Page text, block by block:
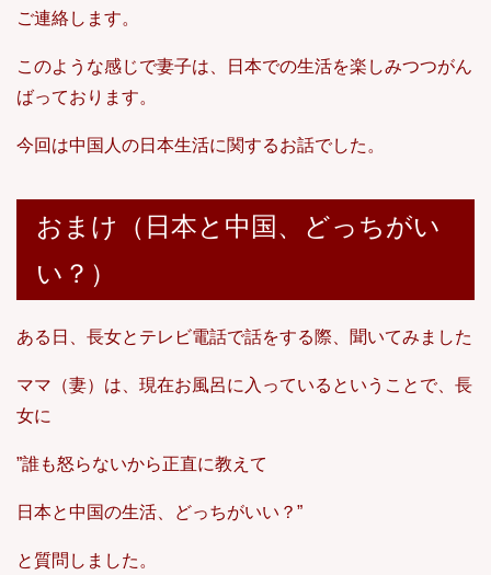
ご連絡します。
このような感じで妻子は、日本での生活を楽しみつつがん
ばっております。
今回は中国人の日本生活に関するお話でした。
おまけ（日本と中国、どっちがい
い？）
ある日、長女とテレビ電話で話をする際、聞いてみました
ママ（妻）は、現在お風呂に入っているということで、長
女に
”誰も怒らないから正直に教えて
日本と中国の生活、どっちがいい？”
と質問しました。